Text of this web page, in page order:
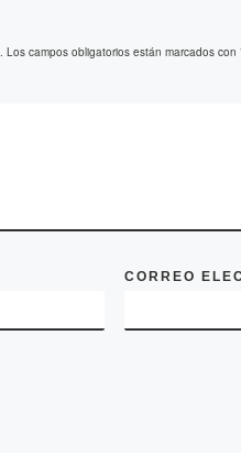
Los campos obligatorios están marcados con
CORREO